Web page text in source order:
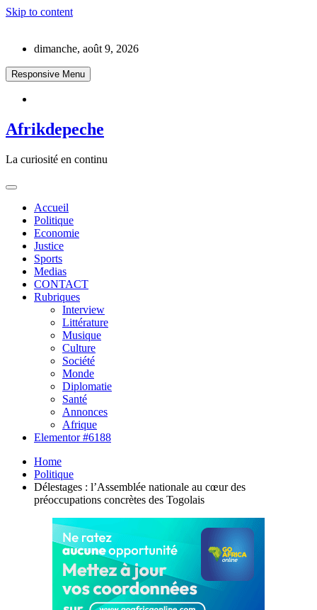
Skip to content
dimanche, août 9, 2026
Responsive Menu
Afrikdepeche
La curiosité en continu
Accueil
Politique
Economie
Justice
Sports
Medias
CONTACT
Rubriques
Interview
Littérature
Musique
Culture
Société
Monde
Diplomatie
Santé
Annonces
Afrique
Elementor #6188
Home
Politique
Délestages : l’Assemblée nationale au cœur des
préoccupations concrètes des Togolais